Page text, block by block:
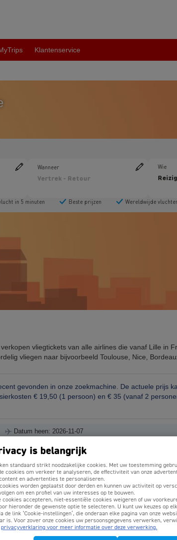
Klantenservice
vliegtickets van alle airlines die vanaf Lille in
vliegen naar bijvoorbeeld Toulouse, Nice,
gevonden in onze zoekmachine. De actuele prijs
€ 19,50 (1 persoon) en € 35 (vanaf 2
Datum heen: 2026-11-07
Datum heen: 2026-08-25
Datum terug: 2026-09-01
Datum heen: 2026-09-04
Datum terug: 2026-09-11
Datum heen: 2026-09-04
Datum terug: 2026-09-11
Datum heen: 2026-11-04
is belangrijk
standaard strikt noodzakelijke cookies. Met uw toestemming
cookies om verkeer te analyseren, de effectiviteit van onze
en advertenties te personaliseren.
worden geplaatst door derden en kunnen uw activiteit op
om een profiel van uw interesses op te bouwen.
cookies accepteren, niet-essentiële cookies weigeren of uw
hieronder de gewenste optie te selecteren. U kunt uw keuzes op
de link ‘Cookie-instellingen’, die onderaan elke pagina van onze
is. Voor zover onze cookies uw persoonsgegevens verwerken,
privacyverklaring voor meer informatie over deze verwerking.